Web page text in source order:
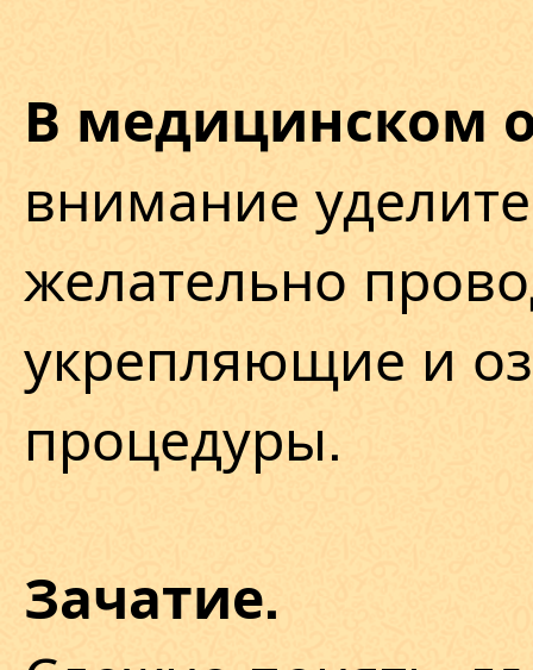
В медицинском
внимание
желательно
укрепляющие и
процедуры.
Зачатие.